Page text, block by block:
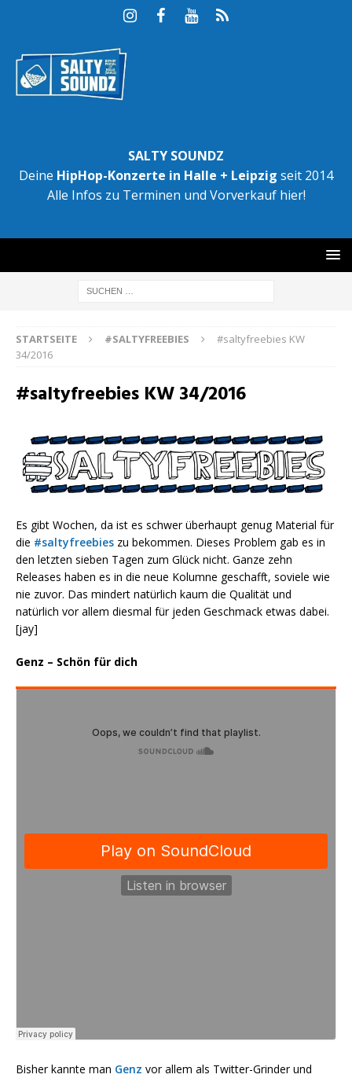
SALTY SOUNDZ
Deine HipHop-Konzerte in Halle + Leipzig seit 2014
Alle Infos zu Terminen und Vorverkauf hier!
STARTSEITE #SALTYFREEBIES
#saltyfreebies KW
34/2016
#saltyfreebies KW 34/2016
Es gibt Wochen, da ist es schwer überhaupt genug Material für
die #saltyfreebies zu bekommen. Dieses Problem gab es in
den letzten sieben Tagen zum Glück nicht. Ganze zehn
Releases haben es in die neue Kolumne geschafft, soviele wie
nie zuvor. Das mindert natürlich kaum die Qualität und
natürlich vor allem diesmal für jeden Geschmack etwas dabei.
[jay]
Genz – Schön für dich
Bisher kannte man Genz vor allem als Twitter-Grinder und